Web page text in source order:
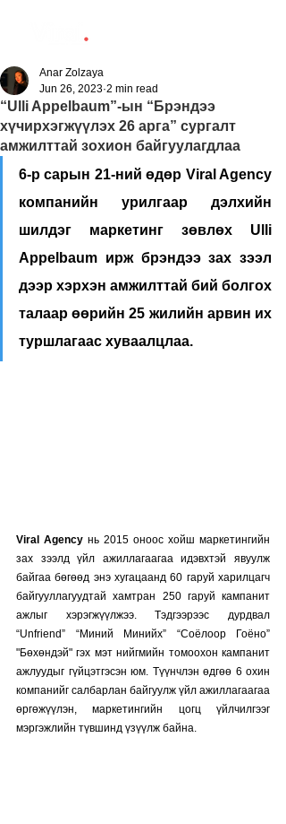
“Ulli Appelbaum”-ын “Брэндээ
хүчирхэгжүүлэх 26 арга” сургалт
амжилттай зохион байгуулагдлаа
Anar Zolzaya
Jun 26, 2023 2 min read
6-р сарын 21-ний өдөр Viral Agency
компанийн урилгаар дэлхийн
шилдэг маркетинг зөвлөх Ulli
Appelbaum ирж брэндээ зах зээл
дээр хэрхэн амжилттай бий болгох
талаар өөрийн 25 жилийн арвин их
туршлагаас хуваалцлаа.
Viral Agency нь 2015 оноос хойш маркетингийн
зах зээлд үйл ажиллагаагаа идэвхтэй явуулж
байгаа бөгөөд энэ хугацаанд 60 гаруй харилцагч
байгууллагуудтай хамтран 250 гаруй кампанит
ажлыг хэрэгжүүлжээ. Тэдгээрээс дурдвал
“Unfriend” “Миний Минийх” “Соёлоор Гоёно”
"Бөхөндэй" гэх мэт нийгмийн томоохон кампанит
ажлуудыг гүйцэтгэсэн юм. Түүнчлэн өдгөө 6 охин
компанийг салбарлан байгуулж үйл ажиллагаагаа
өргөжүүлэн, маркетингийн цогц үйлчилгээг
мэргэжлийн түвшинд үзүүлж байна.